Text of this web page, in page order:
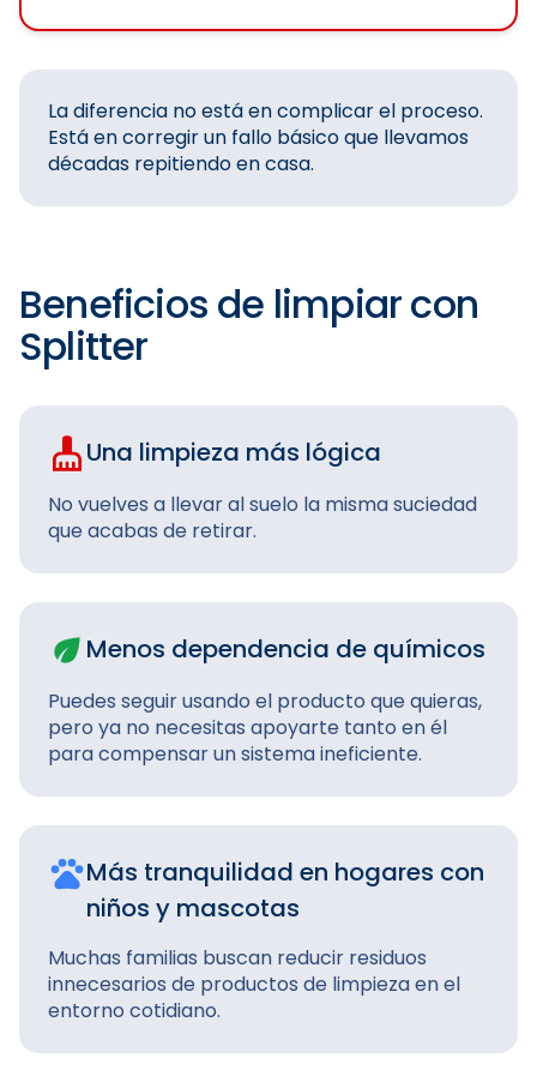
La diferencia no está en complicar el proceso.
Está en corregir un fallo básico que llevamos
décadas repitiendo en casa.
Beneficios de limpiar con
Splitter
Una limpieza más lógica
No vuelves a llevar al suelo la misma suciedad
que acabas de retirar.
Menos dependencia de químicos
Puedes seguir usando el producto que quieras,
pero ya no necesitas apoyarte tanto en él
para compensar un sistema ineficiente.
Más tranquilidad en hogares con
niños y mascotas
Muchas familias buscan reducir residuos
innecesarios de productos de limpieza en el
entorno cotidiano.